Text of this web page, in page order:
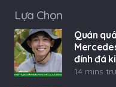
Lựa Chọn
Quán
đính đá
14 mins